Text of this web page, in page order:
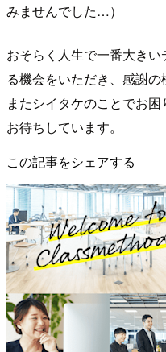
みませんでした…）
おそらく人生で一番大き
る機会をいただき、感謝の
またシイタケのことでお
お待ちしています。
この記事をシェアする